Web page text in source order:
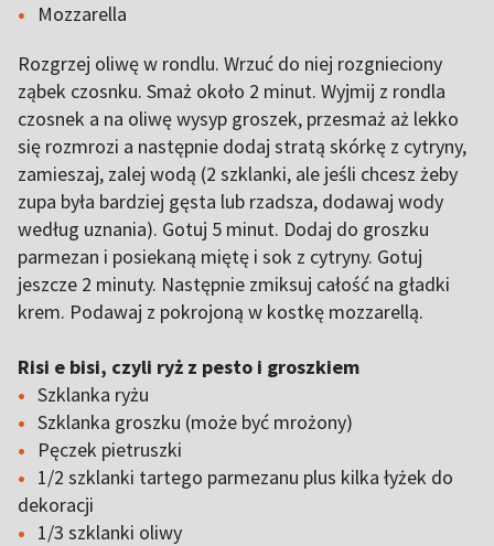
Mozzarella
Rozgrzej oliwę w rondlu. Wrzuć do niej rozgnieciony
ząbek czosnku. Smaż około 2 minut. Wyjmij z rondla
czosnek a na oliwę wysyp groszek, przesmaż aż lekko
się rozmrozi a następnie dodaj stratą skórkę z cytryny,
zamieszaj, zalej wodą (2 szklanki, ale jeśli chcesz żeby
zupa była bardziej gęsta lub rzadsza, dodawaj wody
według uznania). Gotuj 5 minut. Dodaj do groszku
parmezan i posiekaną miętę i sok z cytryny. Gotuj
jeszcze 2 minuty. Następnie zmiksuj całość na gładki
krem. Podawaj z pokrojoną w kostkę mozzarellą.
Risi e bisi, czyli ryż z pesto i groszkiem
Szklanka ryżu
Szklanka groszku (może być mrożony)
Pęczek pietruszki
1/2 szklanki tartego parmezanu plus kilka łyżek do
dekoracji
1/3 szklanki oliwy